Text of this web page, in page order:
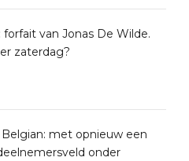
forfait van Jonas De Wilde.
zaterdag?
Belgian: met opnieuw een
onder